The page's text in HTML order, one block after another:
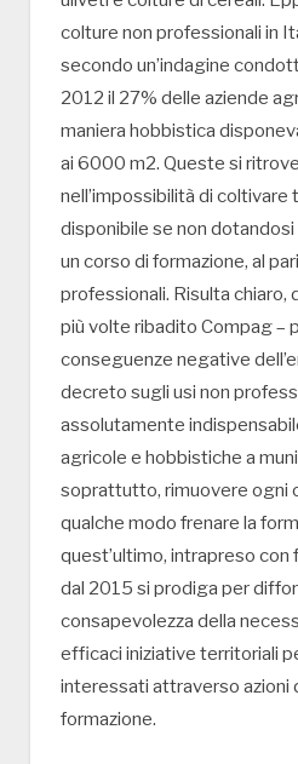
colture non professionali in
secondo un’indagine
2012 il 27% delle aziende
maniera hobbistica
ai 6000 m2. Queste si
nell’impossibilità di
disponibile se non
un corso di formazione, al
professionali. Risulta chiaro,
più volte ribadito Compag –
conseguenze negative
decreto sugli usi non
assolutamente
agricole e hobbistiche a
soprattutto, rimuovere ogni
qualche modo frenare la
quest’ultimo, intrapreso con
dal 2015 si prodiga per
consapevolezza della
efficaci iniziative territoriali
interessati attraverso azioni
formazione.